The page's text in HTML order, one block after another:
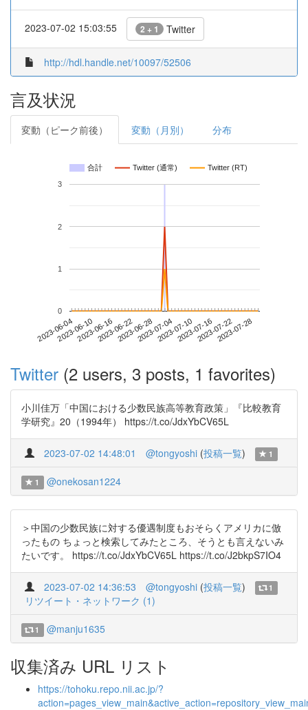
2023-07-02 15:03:55 2 + 1 Twitter
http://hdl.handle.net/10097/52506
言及状況
変動（ピーク前後） 変動（月別） 分布
合計 Twitter (通常) Twitter (RT)
2023-06-042023-06-102023-06-162023-06-222023-06-282023-07-042023-07-102023-07-162023-07-222023-07-28
0
1
2
3
Twitter (2 users, 3 posts, 1 favorites)
小川佳万「中国における少数民族高等教育政策」『比較教育
学研究』20（1994年） https://t.co/JdxYbCV65L
2023-07-02 14:48:01 @tongyoshi (投稿一覧) 1
1 @onekosan1224
＞中国の少数民族に対する優遇制度もおそらくアメリカに倣
ったもの ちょっと検索してみたところ、そうとも言えないみ
たいです。 https://t.co/JdxYbCV65L https://t.co/J2bkpS7IO4
2023-07-02 14:36:53 @tongyoshi (投稿一覧) 1
リツイート・ネットワーク (1)
1 @manju1635
収集済み URL リスト
https://tohoku.repo.nii.ac.jp/?